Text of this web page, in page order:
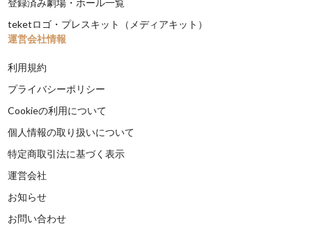
登録済み劇場・ホール一覧
teketロゴ・プレスキット（メディアキット）
運営会社情報
利用規約
プライバシーポリシー
Cookieの利用について
個人情報の取り扱いについて
特定商取引法に基づく表示
運営会社
お知らせ
お問い合わせ